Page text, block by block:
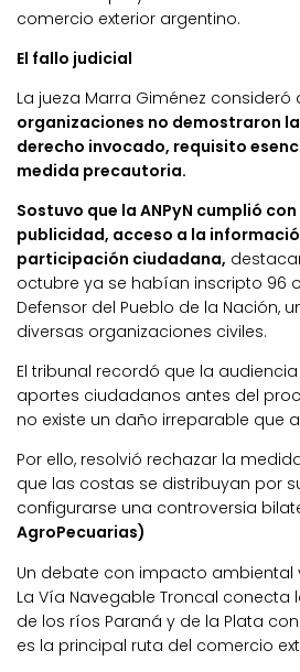
comercio exterior argentino.
El fallo judicial
La jueza Marra Giménez consideró
organizaciones no demostraron
derecho invocado, requisito
medida precautoria.
Sostuvo que la ANPyN cumplió
publicidad, acceso a la
participación ciudadana,
octubre ya se habían inscripto 96
Defensor del Pueblo de la Nación,
diversas organizaciones civiles.
El tribunal recordó que la
aportes ciudadanos antes del
no existe un daño irreparable que
Por ello, resolvió rechazar la
que las costas se distribuyan por
configurarse una controversia
AgroPecuarias)
Un debate con impacto ambiental
La Vía Navegable Troncal conecta
de los ríos Paraná y de la Plata
es la principal ruta del comercio